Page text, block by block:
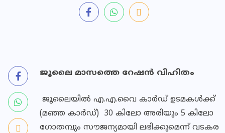
ജൂലൈ മാസത്തെ റേഷന്‍ വിഹിതം
ജൂലൈയില്‍ എ.എ.വൈ കാര്‍ഡ് ഉടമകള്‍ക്ക്
(മഞ്ഞ കാര്‍ഡ്) 30 കിലോ അരിയും 5 കിലോ
ഗോതമ്പും സൗജന്യമായി ലഭിക്കുമെന്ന് വടകര